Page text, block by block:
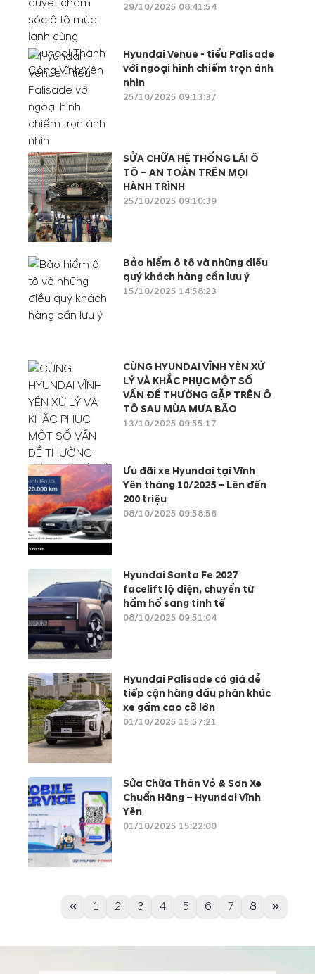
29/10/2025 08:41:54
Hyundai Venue - tiểu Palisade
với ngoại hình chiếm trọn ánh
nhìn
25/10/2025 09:13:37
SỬA CHỮA HỆ THỐNG LÁI Ô
TÔ – AN TOÀN TRÊN MỌI
HÀNH TRÌNH
25/10/2025 09:10:39
Bảo hiểm ô tô và những điều
quý khách hàng cần lưu ý
15/10/2025 14:58:23
CÙNG HYUNDAI VĨNH YÊN XỬ
LÝ VÀ KHẮC PHỤC MỘT SỐ
VẤN ĐỀ THƯỜNG GẶP TRÊN Ô
TÔ SAU MÙA MƯA BÃO
13/10/2025 09:55:17
Ưu đãi xe Hyundai tại Vĩnh
Yên tháng 10/2025 – Lên đến
200 triệu
08/10/2025 09:58:56
Hyundai Santa Fe 2027
facelift lộ diện, chuyển từ
hầm hố sang tinh tế
08/10/2025 09:51:04
Hyundai Palisade có giá dễ
tiếp cận hàng đầu phân khúc
xe gầm cao cỡ lớn
01/10/2025 15:57:21
Sửa Chữa Thân Vỏ & Sơn Xe
Chuẩn Hãng – Hyundai Vĩnh
Yên
01/10/2025 15:22:00
1 2 3 4 5 6 7 8